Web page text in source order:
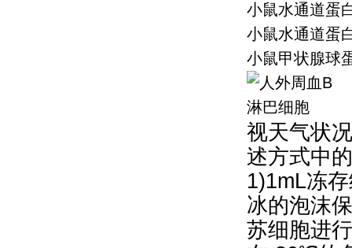
小鼠水通道蛋
小鼠水通道蛋
小鼠甲状腺球
视天气状
述方式中
1)1mL冻
冰的泡沫
苏细胞进